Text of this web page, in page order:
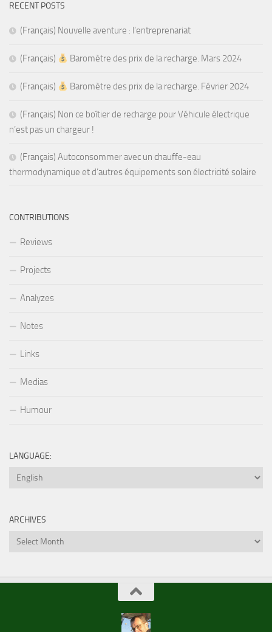
RECENT POSTS
(Français) Nouvelle aventure : l’entreprenariat
(Français) Baromètre des prix de la recharge. Mars 2024
(Français) Baromètre des prix de la recharge. Février 2024
(Français) Non ce boîtier de recharge pour Véhicule électrique
n’est pas un chargeur !
(Français) Autoconsommer avec un chauffe-eau
thermodynamique et d’autres équipements son électricité solaire
CONTRIBUTIONS
Reviews
Projects
Analyzes
Notes
Links
Medias
Humour
LANGUAGE:
ARCHIVES
Archives